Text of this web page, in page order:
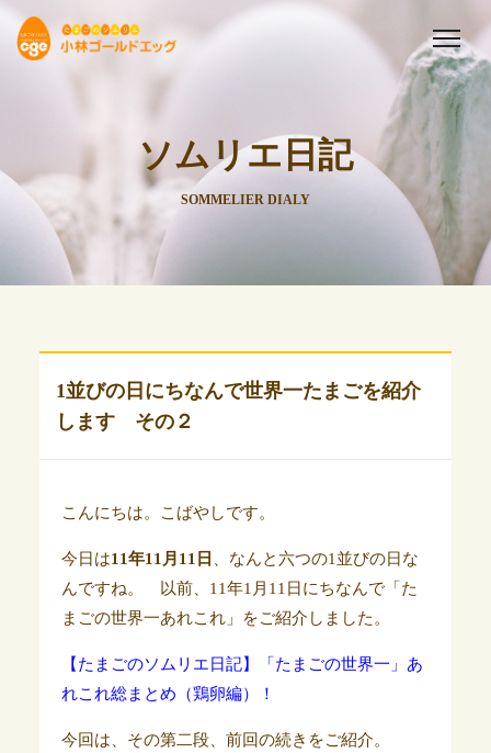
ソムリエ日記
SOMMELIER DIALY
1並びの日にちなんで世界一たまごを紹介
します その２
こんにちは。こばやしです。
今日は11年11月11日
、なんと六つの1並びの日な
んですね。 以前、11年1月11日にちなんで「た
まごの世界一あれこれ」をご紹介しました。
【たまごのソムリエ日記】「たまごの世界一」あ
れこれ総まとめ（鶏卵編）！
今回は、その第二段、前回の続きをご紹介。